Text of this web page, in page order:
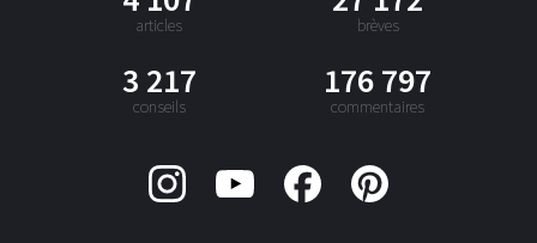
articles brèves
3 217
conseils
176 797
commentaires